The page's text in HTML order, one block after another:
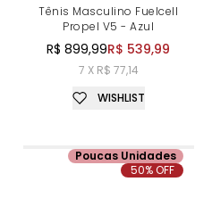
Tênis Masculino Fuelcell
Propel V5 - Azul
R$ 899,99R$ 539,99
7 X R$ 77,14
WISHLIST
Poucas Unidades
50% OFF